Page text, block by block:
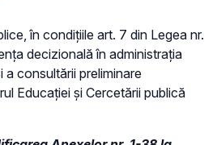
în condiţiile art. 7 din Legea nr.
decizională în administraţia
a consultării preliminare
Educaţiei și Cercetării publică